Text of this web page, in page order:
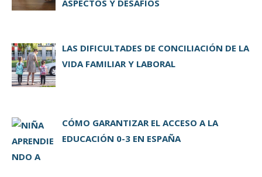
ASPECTOS Y DESAFÍOS
LAS DIFICULTADES DE CONCILIACIÓN DE LA
VIDA FAMILIAR Y LABORAL
CÓMO GARANTIZAR EL ACCESO A LA
EDUCACIÓN 0-3 EN ESPAÑA